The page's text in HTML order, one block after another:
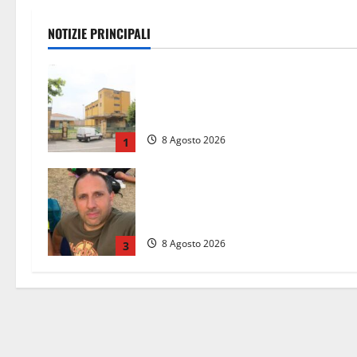
NOTIZIE PRINCIPALI
1 8 Agosto 2026
3 8 Agosto 2026